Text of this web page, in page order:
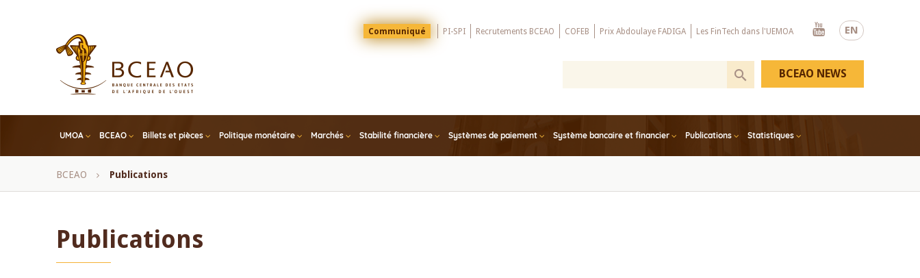
EN
Menu
Top
Communiqué PI-SPI Recrutements BCEAO COFEB Prix Abdoulaye FADIGA Les FinTech dans l'UEMOA
Youtube
UMOA BCEAO Billets et pièces Politique monétaire Marchés Stabilité financière Systèmes de paiement Système bancaire et financier Publications Statistiques
BCEAO NEWS
Fil
BCEAO Publications
Publications